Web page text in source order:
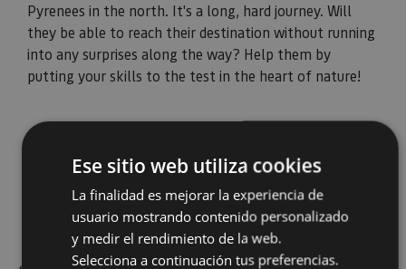
Pyrenees in the north. It's a long, hard journey. Will
they be able to reach their destination without running
into any surprises along the way? Help them by
putting your skills to the test in the heart of nature!
Ese sitio web utiliza cookies
La finalidad es mejorar la experiencia de
usuario mostrando contenido personalizado
y medir el rendimiento de la web.
Selecciona a continuación tus preferencias.